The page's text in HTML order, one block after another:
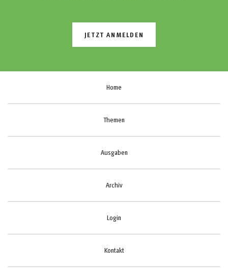
JETZT ANMELDEN
Home
Themen
Ausgaben
Archiv
Login
Kontakt